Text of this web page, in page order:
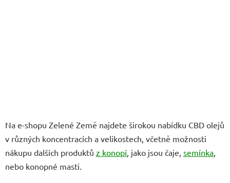
Na e-shopu Zelené Země najdete širokou nabídku CBD olejů
v různých koncentracích a velikostech, včetně možnosti
nákupu dalších produktů z konopí, jako jsou čaje, semínka,
nebo konopné masti.